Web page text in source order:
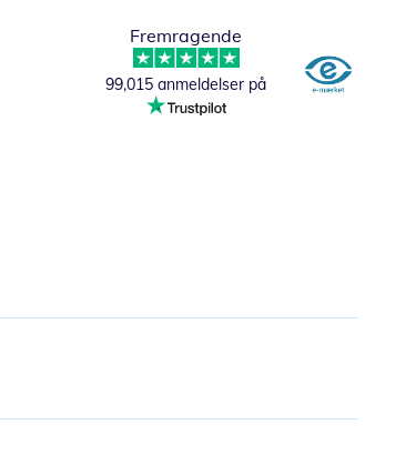
Fremragende
99,015 anmeldelser på